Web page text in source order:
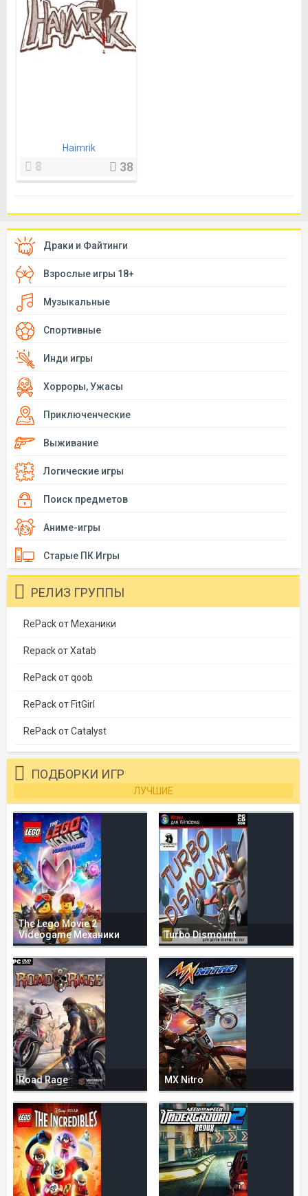
Haimrik
8 38
Драки и Файтинги
Взрослые игры 18+
Музыкальные
Спортивные
Инди игры
Хорроры, Ужасы
Приключенческие
Выживание
Логические игры
Поиск предметов
Аниме-игры
Старые ПК Игры
РЕЛИЗ ГРУППЫ
RePack от Механики
Repack от Xatab
RePack от qoob
RePack от FitGirl
RePack от Catalyst
ПОДБОРКИ ИГР
ЛУЧШИЕ
The Lego Movie 2
Videogame Механики
Turbo Dismount
Road Rage MX Nitro